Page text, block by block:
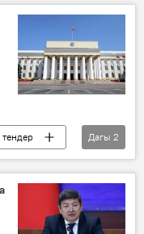
тендер
Дагы 2